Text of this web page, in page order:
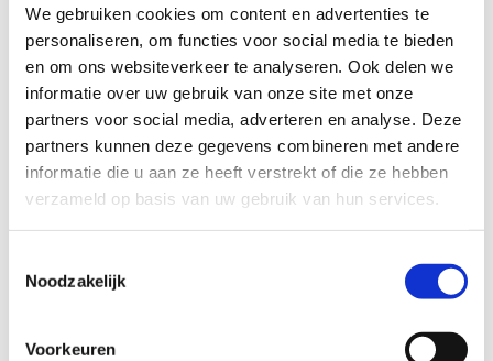
We gebruiken cookies om content en advertenties te
personaliseren, om functies voor social media te bieden
en om ons websiteverkeer te analyseren. Ook delen we
informatie over uw gebruik van onze site met onze
partners voor social media, adverteren en analyse. Deze
partners kunnen deze gegevens combineren met andere
informatie die u aan ze heeft verstrekt of die ze hebben
verzameld op basis van uw gebruik van hun services.
Noodzakelijk
Voorkeuren
afgerond in Doorn. Door mensen contact te leren maken
met hun lichaam, voelen ze waar de spanning zich
bevindt. Om vervolgens te ervaren dat juist door het
voelen van de spanning/emotie, het loslaten veel
gemakkelijker gaat (zie specialisaties).
In de periode van 2012- 2013 heb ik me verdiept in
klachten rondom bekken en lage rug. Dit omdat ik in
bekkenklachten begeleid. De opleiding tot
afgerond (bij Michel van der Aa te Tilburg). Dit is een